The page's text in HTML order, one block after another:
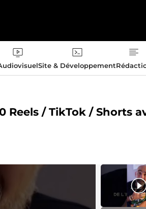
Site & Développement
Reels / TikTok / Shorts